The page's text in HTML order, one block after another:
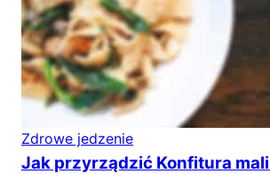
Zdrowe jedzenie
Jak przyrządzić Konfitura